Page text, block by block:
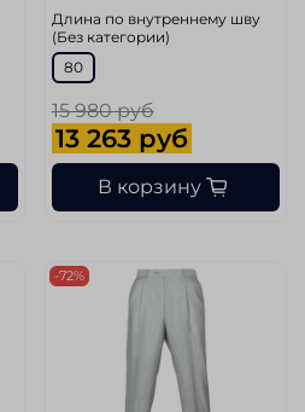
Длина по внутреннему шву
(Без категории)
80
15 980 руб
13 263 руб
В корзину
-72%